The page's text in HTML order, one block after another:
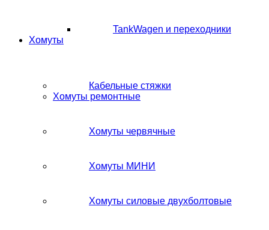
TankWagen и переходники
Хомуты
Кабельные стяжки
Хомуты ремонтные
Хомуты червячные
Хомуты МИНИ
Хомуты силовые двухболтовые